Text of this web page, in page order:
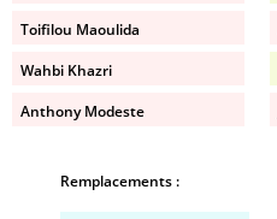
Toifilou Maoulida
Wahbi Khazri
Anthony Modeste
Remplacements :